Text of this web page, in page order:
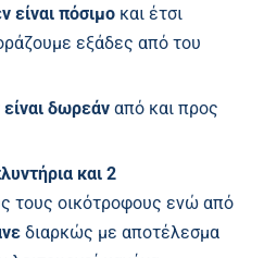
είναι πόσιμο και έτσι
εξάδες από του
είναι δωρεάν από και προς
και 2
τους οικότροφους ενώ από
διαρκώς με αποτέλεσμα